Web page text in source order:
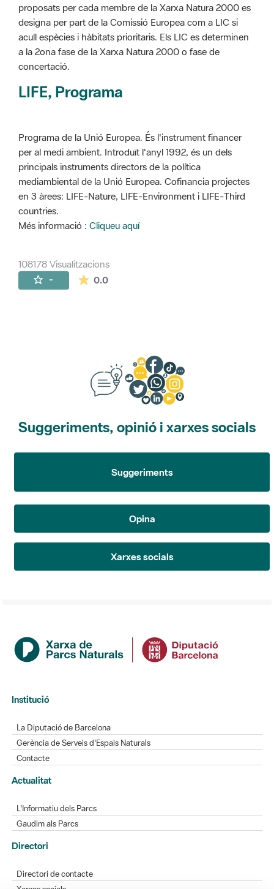
proposats per cada membre de la Xarxa Natura 2000 es
designa per part de la Comissió Europea com a LIC si
acull espècies i hàbitats prioritaris. Els LIC es determinen
a la 2ona fase de la Xarxa Natura 2000 o fase de
concertació.
LIFE, Programa
Programa de la Unió Europea. És l'instrument financer
per al medi ambient. Introduït l'anyl 1992, és un dels
principals instruments directors de la política
mediambiental de la Unió Europea. Cofinancia projectes
en 3 àrees: LIFE-Nature, LIFE-Environment i LIFE-Third
countries.
Més informació : Cliqueu aquí
108178 Visualitzacions
- 0.0La mitjana de les valoracions és de 0
Suggeriments, opinió i xarxes socials
Suggeriments
Opina
Xarxes socials
Institució
La Diputació de Barcelona
Gerència de Serveis d'Espais Naturals
Contacte
Actualitat
L'Informatiu dels Parcs
Gaudim als Parcs
Directori
Directori de contacte